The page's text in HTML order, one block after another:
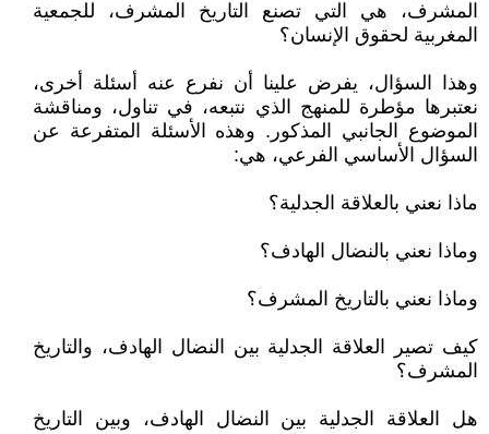
المشرف، هي التي تصنع التاريخ المشرف، للجمعية
المغربية لحقوق الإنسان؟
وهذا السؤال، يفرض علينا أن نفرع عنه أسئلة أخرى،
نعتبرها مؤطرة للمنهج الذي نتبعه، في تناول، ومناقشة
الموضوع الجانبي المذكور. وهذه الأسئلة المتفرعة عن
السؤال الأساسي الفرعي، هي:
ماذا نعني بالعلاقة الجدلية؟
وماذا نعني بالنضال الهادف؟
وماذا نعني بالتاريخ المشرف؟
كيف تصير العلاقة الجدلية بين النضال الهادف، والتاريخ
المشرف؟
هل العلاقة الجدلية بين النضال الهادف، وبين التاريخ